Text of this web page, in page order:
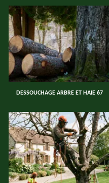
DESSOUCHAGE ARBRE ET HAIE 67